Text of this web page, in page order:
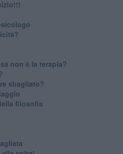
non è la terapia?
sbagliato?
filosofia